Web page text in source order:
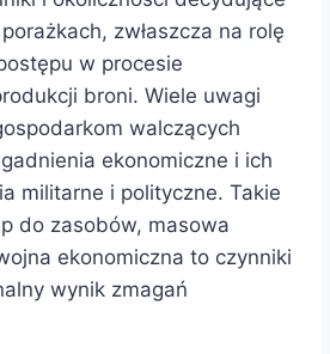
zwłaszcza na rolę
w procesie
broni. Wiele uwagi
walczących
ekonomiczne i ich
militarne i polityczne. Takie
do zasobów, masowa
ekonomiczna to czynniki
wynik zmagań